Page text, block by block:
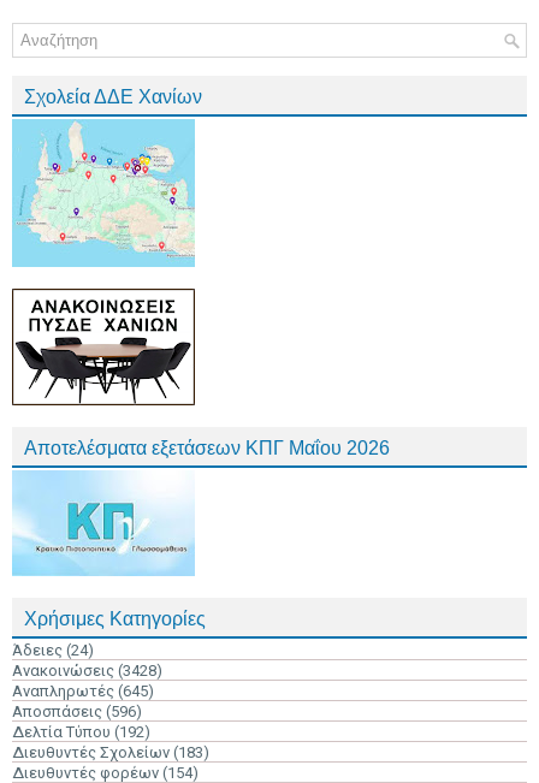
Σχολεία ΔΔΕ Χανίων
Αποτελέσματα εξετάσεων ΚΠΓ Μαΐου 2026
Χρήσιμες Κατηγορίες
Άδειες (24)
Ανακοινώσεις (3428)
Αναπληρωτές (645)
Αποσπάσεις (596)
Δελτία Τύπου (192)
Διευθυντές Σχολείων (183)
Διευθυντές φορέων (154)